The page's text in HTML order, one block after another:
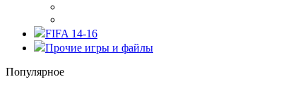
FIFA 14-16
Прочие игры и файлы
Популярное